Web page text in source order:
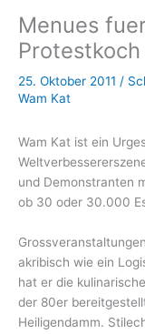
Menues
Protestkoch
25. Oktober 2011 /
Wam Kat
Wam Kat ist ein
und Demonstranten
ob 30 oder 30.000
akribisch wie ein
hat er die
der 80er
Heiligendamm.